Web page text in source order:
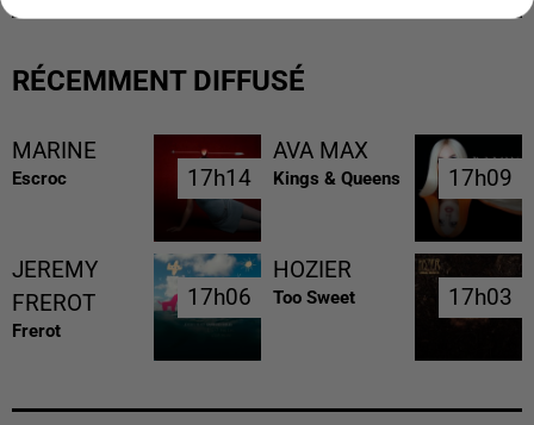
RÉCEMMENT DIFFUSÉ
MARINE
Escroc 17h14
17h14
AVA MAX
Kings & Queens 17h09
17h09
JEREMY
FREROT
Frerot
17h06
17h06
HOZIER
Too Sweet 17h03
17h03